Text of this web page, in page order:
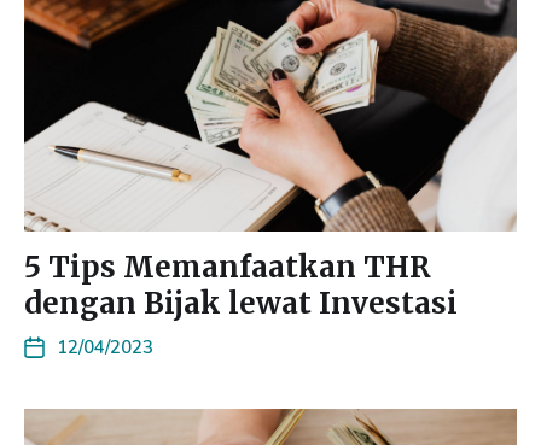
5 Tips Memanfaatkan THR
dengan Bijak lewat Investasi
12/04/2023